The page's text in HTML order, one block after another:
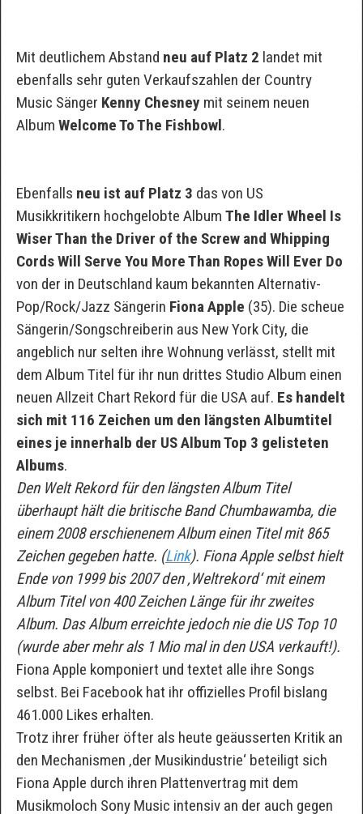
Mit deutlichem Abstand neu auf Platz 2 landet mit
ebenfalls sehr guten Verkaufszahlen der Country
Music Sänger Kenny Chesney mit seinem neuen
Album Welcome To The Fishbowl.
Ebenfalls neu ist auf Platz 3 das von US
Musikkritikern hochgelobte Album The Idler Wheel Is
Wiser Than the Driver of the Screw and Whipping
Cords Will Serve You More Than Ropes Will Ever Do
von der in Deutschland kaum bekannten Alternativ-
Pop/Rock/Jazz Sängerin Fiona Apple (35). Die scheue
Sängerin/Songschreiberin aus New York City, die
angeblich nur selten ihre Wohnung verlässt, stellt mit
dem Album Titel für ihr nun drittes Studio Album einen
neuen Allzeit Chart Rekord für die USA auf. Es handelt
sich mit 116 Zeichen um den längsten Albumtitel
eines je innerhalb der US Album Top 3 gelisteten
Albums.
Den Welt Rekord für den längsten Album Titel
überhaupt hält die britische Band Chumbawamba, die
einem 2008 erschienenem Album einen Titel mit 865
Zeichen gegeben hatte. (Link). Fiona Apple selbst hielt
Ende von 1999 bis 2007 den ‚Weltrekord‘ mit einem
Album Titel von 400 Zeichen Länge für ihr zweites
Album. Das Album erreichte jedoch nie die US Top 10
(wurde aber mehr als 1 Mio mal in den USA verkauft!).
Fiona Apple komponiert und textet alle ihre Songs
selbst. Bei Facebook hat ihr offizielles Profil bislang
461.000 Likes erhalten.
Trotz ihrer früher öfter als heute geäusserten Kritik an
den Mechanismen ‚der Musikindustrie‘ beteiligt sich
Fiona Apple durch ihren Plattenvertrag mit dem
Musikmoloch Sony Music intensiv an der auch gegen